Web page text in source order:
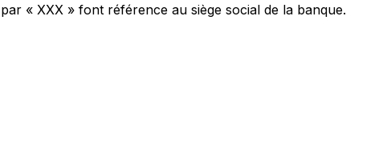
« XXX » font référence au siège social de la banque.